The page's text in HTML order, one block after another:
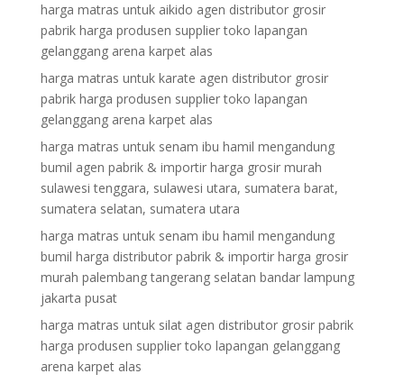
harga matras untuk aikido agen distributor grosir
pabrik harga produsen supplier toko lapangan
gelanggang arena karpet alas
harga matras untuk karate agen distributor grosir
pabrik harga produsen supplier toko lapangan
gelanggang arena karpet alas
harga matras untuk senam ibu hamil mengandung
bumil agen pabrik & importir harga grosir murah
sulawesi tenggara, sulawesi utara, sumatera barat,
sumatera selatan, sumatera utara
harga matras untuk senam ibu hamil mengandung
bumil harga distributor pabrik & importir harga grosir
murah palembang tangerang selatan bandar lampung
jakarta pusat
harga matras untuk silat agen distributor grosir pabrik
harga produsen supplier toko lapangan gelanggang
arena karpet alas